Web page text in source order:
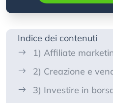
Indice dei contenuti
1) Affiliate
2) Creazione e
3) Investire in